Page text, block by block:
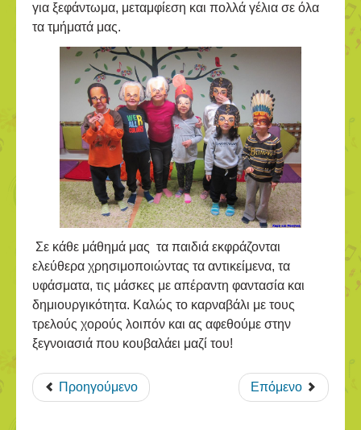
για ξεφάντωμα, μεταμφίεση και πολλά γέλια σε όλα
τα τμήματά μας.
Σε κάθε μάθημά μας τα παιδιά εκφράζονται
ελεύθερα χρησιμοποιώντας τα αντικείμενα, τα
υφάσματα, τις μάσκες με απέραντη φαντασία και
δημιουργικότητα. Καλώς το καρναβάλι με τους
τρελούς χορούς λοιπόν και ας αφεθούμε στην
ξεγνοιασιά που κουβαλάει μαζί του!
Προηγούμενο Επόμενο